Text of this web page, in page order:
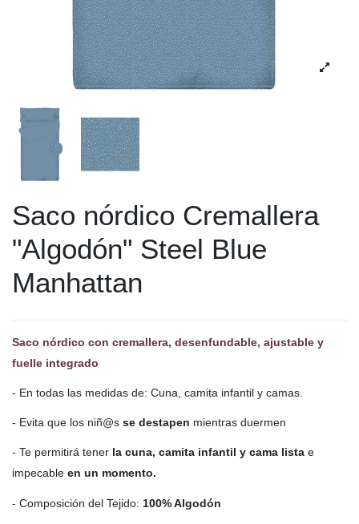
Saco nórdico Cremallera
"Algodón" Steel Blue
Manhattan
Saco nórdico con cremallera, desenfundable, ajustable y
fuelle integrado
- En todas las medidas de: Cuna, camita infantil y camas.
- Evita que los niñ@s se destapen mientras duermen
- Te permitirá tener la cuna, camita infantil y cama lista e
impecable en un momento.
- Composición del Tejido: 100% Algodón